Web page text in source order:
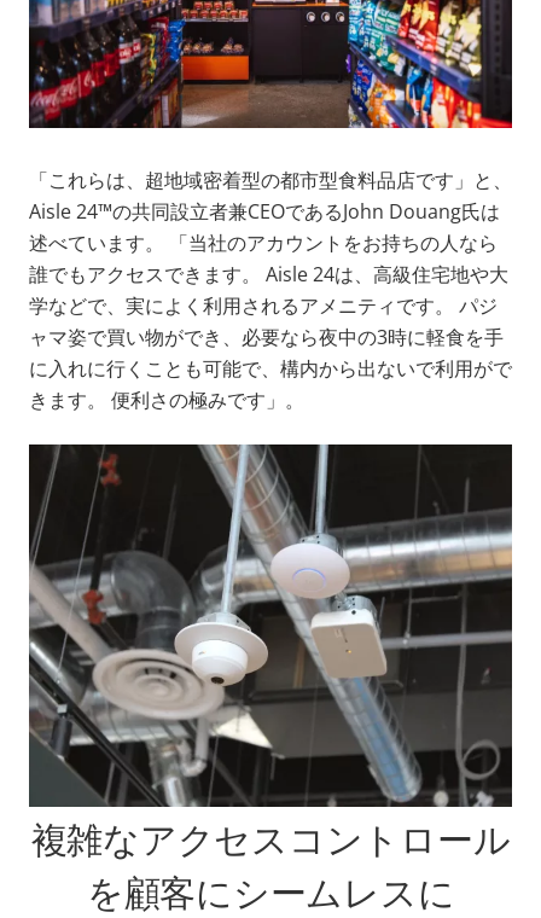
「これらは、超地域密着型の都市型食料品店です」と、
Aisle 24™の共同設立者兼CEOであるJohn Douang氏は
述べています。 「当社のアカウントをお持ちの人なら
誰でもアクセスできます。 Aisle 24は、高級住宅地や大
学などで、実によく利用されるアメニティです。 パジ
ャマ姿で買い物ができ、必要なら夜中の3時に軽食を手
に入れに行くことも可能で、構内から出ないで利用がで
きます。 便利さの極みです」。
複雑なアクセスコントロール
を顧客にシームレスに